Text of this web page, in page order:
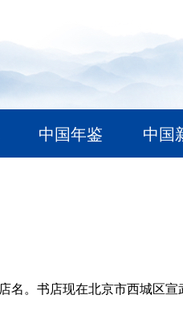
中国年鉴 中国
名。书店现在北京市西城区宣